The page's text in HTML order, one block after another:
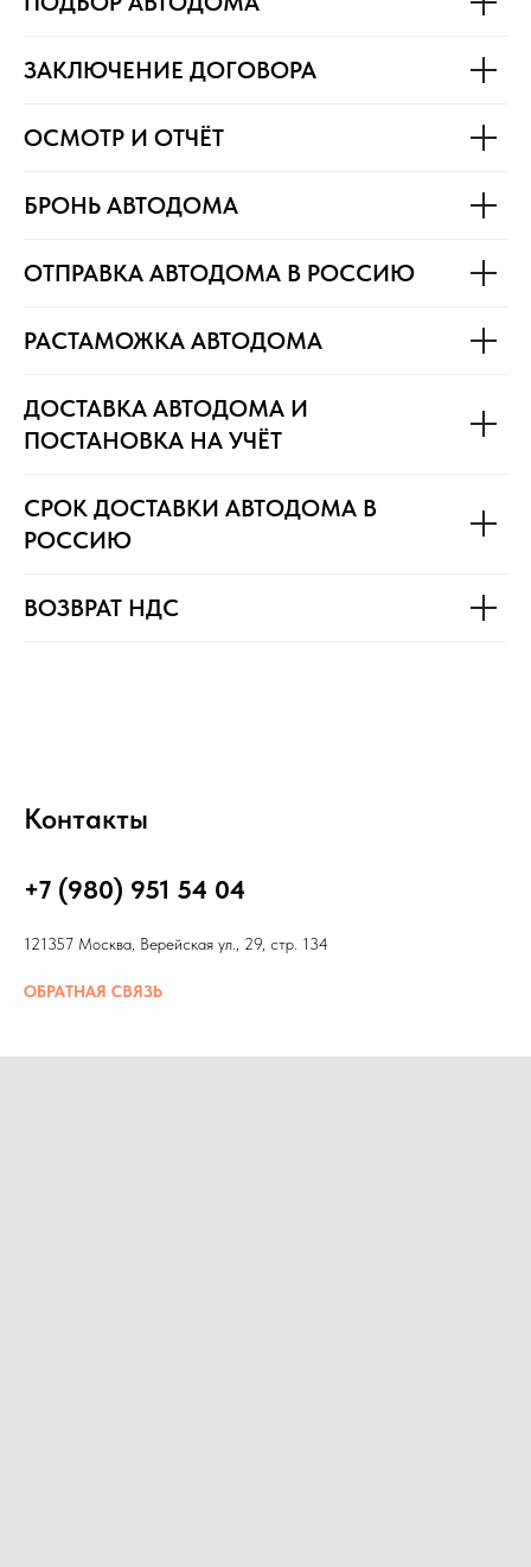
ЗАКЛЮЧЕНИЕ ДОГОВОРА
ОСМОТР И ОТЧЁТ
БРОНЬ АВТОДОМА
ОТПРАВКА АВТОДОМА В РОССИЮ
РАСТАМОЖКА АВТОДОМА
ДОСТАВКА АВТОДОМА И
ПОСТАНОВКА НА УЧЁТ
СРОК ДОСТАВКИ АВТОДОМА В
РОССИЮ
ВОЗВРАТ НДС
Контакты
+7 (980) 951 54 04
121357 Москва, Верейская ул., 29, стр. 134
ОБРАТНАЯ СВЯЗЬ